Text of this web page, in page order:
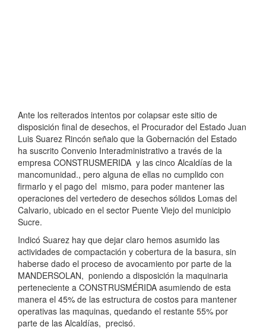
Ante los reiterados intentos por colapsar este sitio de
disposición final de desechos, el Procurador del Estado Juan
Luis Suarez Rincón señalo que la Gobernación del Estado
ha suscrito Convenio Interadministrativo a través de la
empresa CONSTRUSMERIDA y las cinco Alcaldías de la
mancomunidad., pero alguna de ellas no cumplido con
firmarlo y el pago del mismo, para poder mantener las
operaciones del vertedero de desechos sólidos Lomas del
Calvario, ubicado en el sector Puente Viejo del municipio
Sucre.
Indicó Suarez hay que dejar claro hemos asumido las
actividades de compactación y cobertura de la basura, sin
haberse dado el proceso de avocamiento por parte de la
MANDERSOLAN, poniendo a disposición la maquinaria
perteneciente a CONSTRUSMÉRIDA asumiendo de esta
manera el 45% de las estructura de costos para mantener
operativas las maquinas, quedando el restante 55% por
parte de las Alcaldías, precisó.